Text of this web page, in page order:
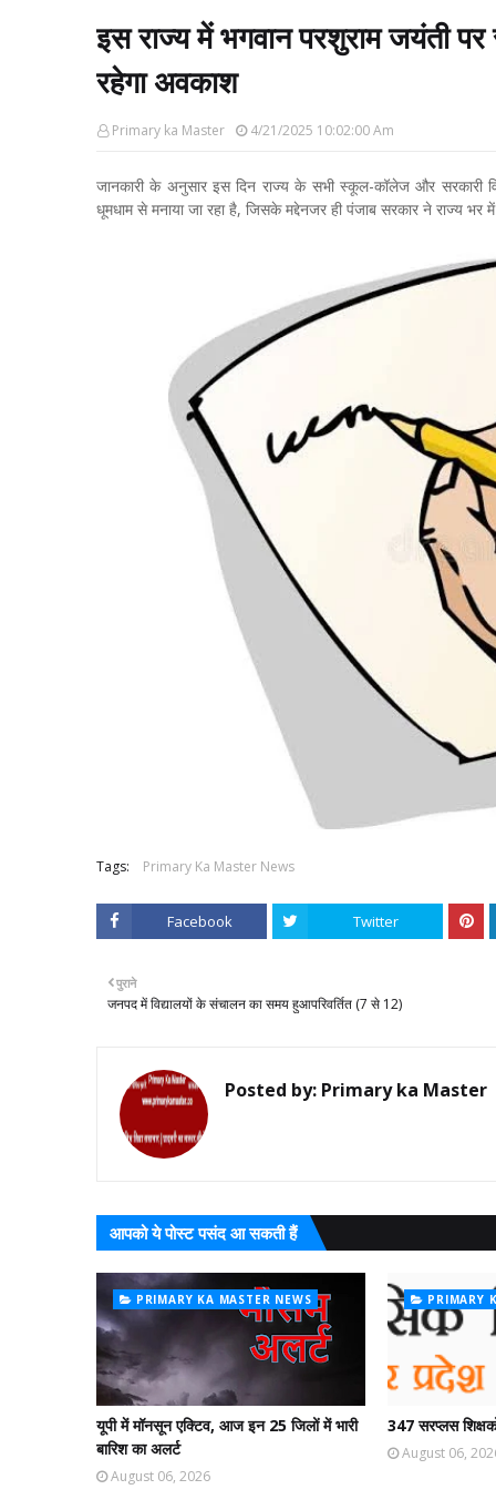
इस राज्य में भगवान परशुराम जयंती
रहेगा अवकाश
Primary ka Master 4/21/2025 10:02:00 Am
जानकारी के अनुसार इस दिन राज्य के सभी स्कूल-कॉलेज और सरकारी
धूमधाम से मनाया जा रहा है, जिसके मद्देनजर ही पंजाब सरकार ने राज्य भर
Tags: Primary Ka Master News
Facebook Twitter
पुराने
जनपद में विद्यालयों के संचालन का समय हुआपरिवर्तित (7 से 12)
Posted by: Primary ka Master
आपको ये पोस्ट पसंद आ सकती हैं
PRIMARY KA MASTER NEWS
यूपी में मॉनसून एक्टिव, आज इन 25 जिलों में भारी
बारिश का अलर्ट
August 06, 2026
PRIMARY
347 सरप्लस
August 06,